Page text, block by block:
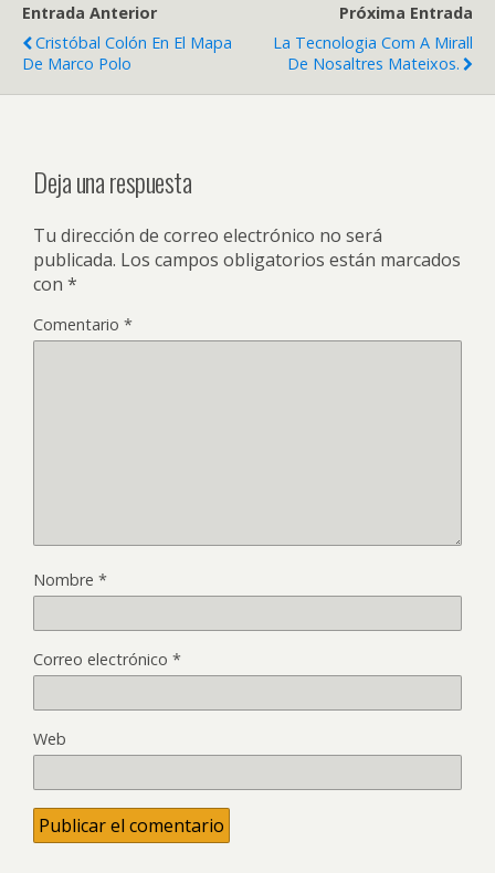
Entrada Anterior
Cristóbal Colón En El Mapa
De Marco Polo
Próxima Entrada
La Tecnologia Com A Mirall
De Nosaltres Mateixos.
Deja una respuesta
Tu dirección de correo electrónico no será
publicada. Los campos obligatorios están marcados
con *
Comentario *
Nombre *
Correo electrónico *
Web